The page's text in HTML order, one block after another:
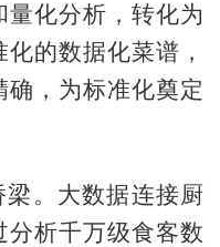
化分析，转化为
的数据化菜谱，
，为标准化奠定
。大数据连接厨
分析千万级食客数